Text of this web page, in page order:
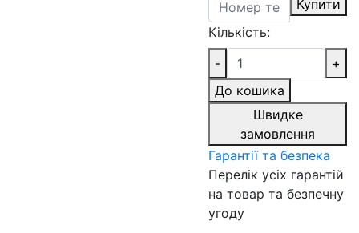
Купити
Кількість:
-
+
До кошика
Швидке
замовлення
Гарантії та безпека
Перелік усіх гарантій
на товар та безпечну
угоду